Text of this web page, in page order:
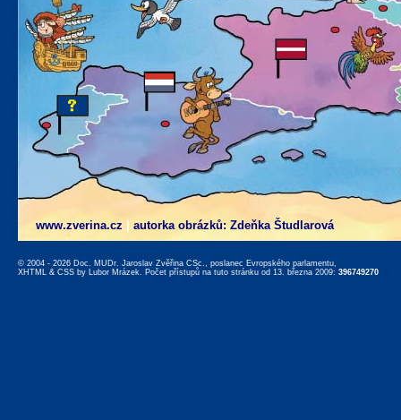
www.zverina.cz autorka obrázků: Zdeňka Študlarová
© 2004 - 2026 Doc. MUDr. Jaroslav Zvěřina CSc., poslanec Evropského parlamentu,
XHTML & CSS by Lubor Mrázek. Počet přístupů na tuto stránku od 13. března 2009: 396749270